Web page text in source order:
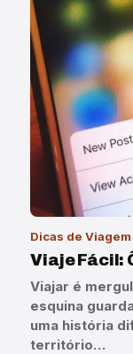
Dicas de Viagem
Viaje Fácil:
Viajar é
esquina
uma história
território…